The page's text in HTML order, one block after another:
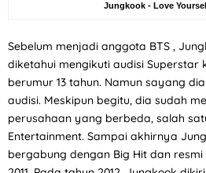
Jungkook - Love
Sebelum menjadi anggota BTS ,
diketahui mengikuti audisi Superstar
berumur 13 tahun. Namun sayang
audisi. Meskipun begitu, dia sudah
perusahaan yang berbeda, salah
Entertainment. Sampai akhirnya
bergabung dengan Big Hit dan